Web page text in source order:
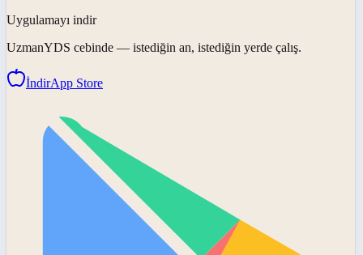
Uygulamayı indir
UzmanYDS cebinde — istediğin an, istediğin yerde çalış.
İndirApp Store